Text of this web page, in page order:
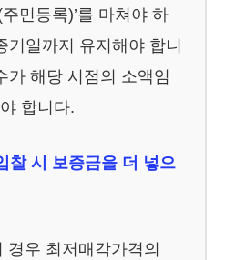
주민등록)’를 마쳐야 하
기일까지 유지해야 합니
가 해당 시점의 소액임
합니다.
찰 시 보증금을 더 넣으
경우 최저매각가격의